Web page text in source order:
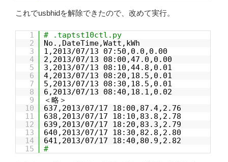
これでusbhidを解除できたので、改めて実行。
1
# .taptst10ctl.py
2
No.,DateTime,Watt,kWh
3
1,2013/07/13 07:50,0.0,0.00
4
2,2013/07/13 08:00,47.0,0.00
5
3,2013/07/13 08:10,44.8,0.01
6
4,2013/07/13 08:20,18.5,0.01
7
5,2013/07/13 08:30,18.5,0.01
8
6,2013/07/13 08:40,18.1,0.02
9
＜略＞
10
637,2013/07/17 18:00,87.4,2.76
11
638,2013/07/17 18:10,83.8,2.78
12
639,2013/07/17 18:20,83.3,2.79
13
640,2013/07/17 18:30,82.8,2.80
14
641,2013/07/17 18:40,80.9,2.82
15
#